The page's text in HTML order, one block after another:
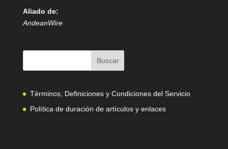
Aliado de:
AndeanWire
Términos, Definiciones y Condiciones del Servicio
Política de duración de artículos y enlaces